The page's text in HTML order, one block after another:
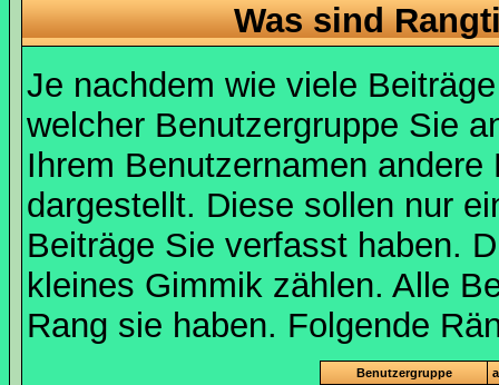
Was sind
Je nachdem wie viele
welcher Benutzergruppe Sie
Ihrem Benutzernamen
dargestellt. Diese sollen nur
Beiträge Sie verfasst haben.
kleines Gimmik zählen. Alle
Rang sie haben. Folgende
Benutzergruppe